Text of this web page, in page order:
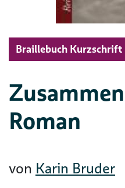
Braillebuch Kurzschrift
Roman
von Karin Bruder